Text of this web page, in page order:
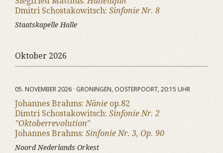
Dmitri Schostakowitsch: Sinfonie Nr. 8
Staatskapelle Halle
Oktober 2026
05. NOVEMBER 2026 · GRONINGEN, OOSTERPOORT, 20:15 UHR
Johannes Brahms:Nänie op.82
Dimtri Schostakowitsch: Sinfonie Nr. 2
"Oktoberrevolution"
Johannes Brahms: Sinfonie Nr. 3, Op. 90
Noord Nederlands Orkest